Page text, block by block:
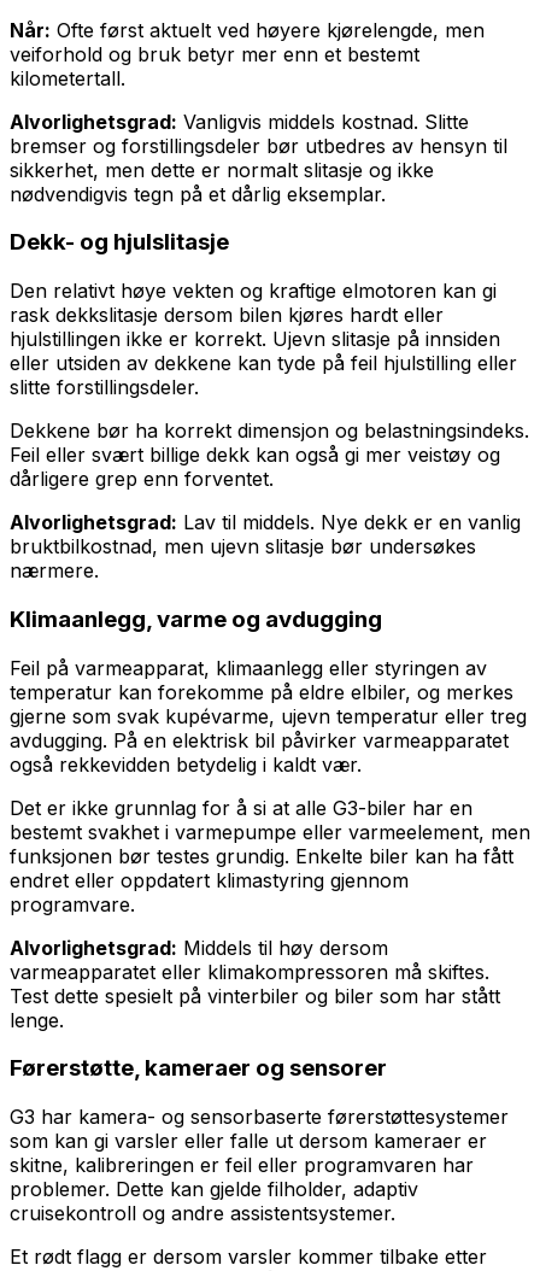
Når: Ofte først aktuelt ved høyere kjørelengde, men
veiforhold og bruk betyr mer enn et bestemt
kilometertall.
Alvorlighetsgrad: Vanligvis middels kostnad. Slitte
bremser og forstillingsdeler bør utbedres av hensyn til
sikkerhet, men dette er normalt slitasje og ikke
nødvendigvis tegn på et dårlig eksemplar.
Dekk- og hjulslitasje
Den relativt høye vekten og kraftige elmotoren kan gi
rask dekkslitasje dersom bilen kjøres hardt eller
hjulstillingen ikke er korrekt. Ujevn slitasje på innsiden
eller utsiden av dekkene kan tyde på feil hjulstilling eller
slitte forstillingsdeler.
Dekkene bør ha korrekt dimensjon og belastningsindeks.
Feil eller svært billige dekk kan også gi mer veistøy og
dårligere grep enn forventet.
Alvorlighetsgrad: Lav til middels. Nye dekk er en vanlig
bruktbilkostnad, men ujevn slitasje bør undersøkes
nærmere.
Klimaanlegg, varme og avdugging
Feil på varmeapparat, klimaanlegg eller styringen av
temperatur kan forekomme på eldre elbiler, og merkes
gjerne som svak kupévarme, ujevn temperatur eller treg
avdugging. På en elektrisk bil påvirker varmeapparatet
også rekkevidden betydelig i kaldt vær.
Det er ikke grunnlag for å si at alle G3-biler har en
bestemt svakhet i varmepumpe eller varmeelement, men
funksjonen bør testes grundig. Enkelte biler kan ha fått
endret eller oppdatert klimastyring gjennom
programvare.
Alvorlighetsgrad: Middels til høy dersom
varmeapparatet eller klimakompressoren må skiftes.
Test dette spesielt på vinterbiler og biler som har stått
lenge.
Førerstøtte, kameraer og sensorer
G3 har kamera- og sensorbaserte førerstøttesystemer
som kan gi varsler eller falle ut dersom kameraer er
skitne, kalibreringen er feil eller programvaren har
problemer. Dette kan gjelde filholder, adaptiv
cruisekontroll og andre assistentsystemer.
Et rødt flagg er dersom varsler kommer tilbake etter